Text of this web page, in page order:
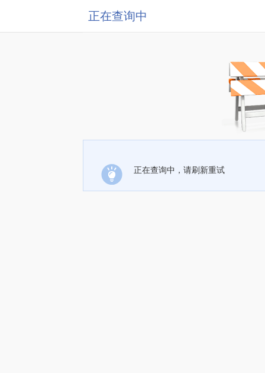
正在查询中
正在查询中，请刷新重试